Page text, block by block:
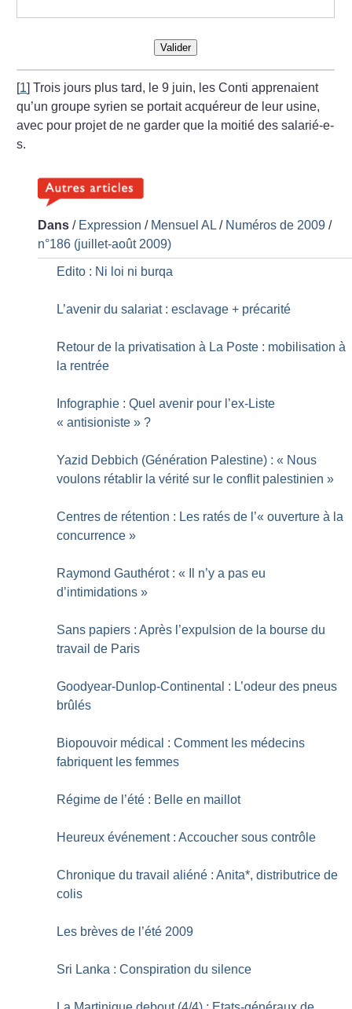
Valider
1 ]Trois jours plus tard, le 9 juin, les Conti apprenaient
qu’un groupe syrien se portait acquéreur de leur usine,
avec pour projet de ne garder que la moitié des salarié-e-
s.
Dans / Expression / Mensuel AL / Numéros de 2009 /
n°186 (juillet-août 2009)
Edito : Ni loi ni burqa
L’avenir du salariat : esclavage + précarité
Retour de la privatisation à La Poste : mobilisation à
la rentrée
Infographie : Quel avenir pour l’ex-Liste
« antisioniste » ?
Yazid Debbich (Génération Palestine) : « Nous
voulons rétablir la vérité sur le conflit palestinien »
Centres de rétention : Les ratés de l’« ouverture à la
concurrence »
Raymond Gauthérot : «
Il n’y a pas eu
d’intimidations »
Sans papiers : Après l’expulsion de la bourse du
travail de Paris
Goodyear-Dunlop-Continental : L’odeur des pneus
brûlés
Biopouvoir médical : Comment les médecins
fabriquent les femmes
Régime de l’été : Belle en maillot
Heureux événement : Accoucher sous contrôle
Chronique du travail aliéné : Anita*, distributrice de
colis
Les brèves de l’été 2009
Sri Lanka : Conspiration du silence